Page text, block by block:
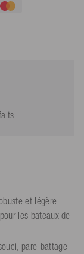
et légère
les bateaux de
pare-battage